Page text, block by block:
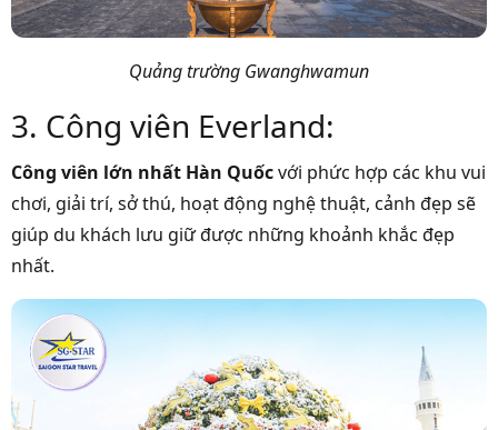
Quảng trường Gwanghwamun
3. Công viên Everland:
Công viên lớn nhất Hàn Quốcvới phức hợp các khu vui
chơi, giải trí, sở thú, hoạt động nghệ thuật, cảnh đẹp sẽ
giúp du khách lưu giữ được những khoảnh khắc đẹp
nhất.